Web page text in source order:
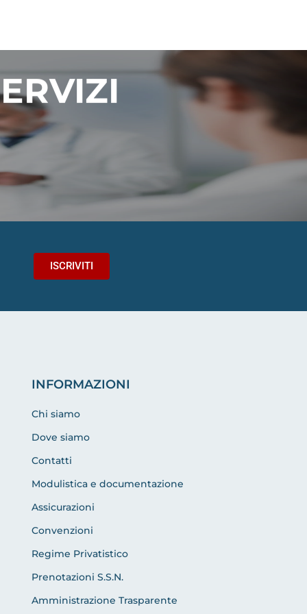
ISCRIVITI
INFORMAZIONI
Chi siamo
Dove siamo
Contatti
Modulistica e documentazione
Assicurazioni
Convenzioni
Regime Privatistico
Prenotazioni S.S.N.
Amministrazione Trasparente